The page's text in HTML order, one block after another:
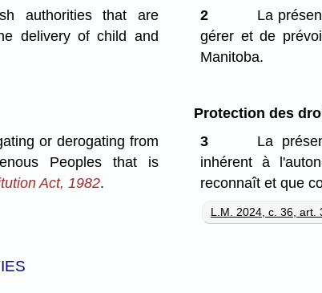
authorities that are
delivery of child and
2
La
gérer et de
Manitoba.
or derogating from
Peoples that is
Act, 1982.
Protection des
3
La
inhérent à
reconnaît et que
L.M. 2024, c. 36, art.